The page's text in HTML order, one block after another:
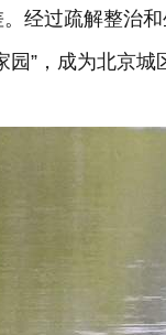
经过疏解整治
园”，成为北京